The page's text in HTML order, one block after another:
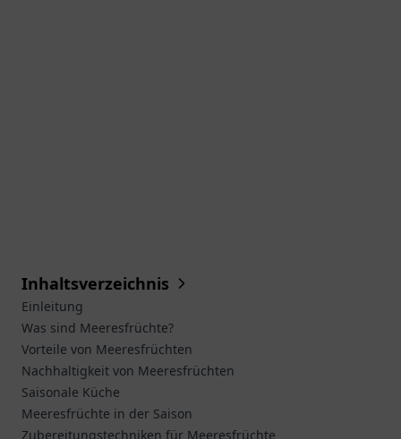
Inhaltsverzeichnis
Einleitung
Was sind Meeresfrüchte?
Vorteile von Meeresfrüchten
Nachhaltigkeit von Meeresfrüchten
Saisonale Küche
Meeresfrüchte in der Saison
Zubereitungstechniken für Meeresfrüchte